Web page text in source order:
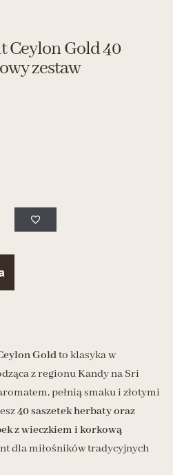
Ceylon Gold 40
zestaw
Goldto klasyka w
z regionu Kandy na Sri
pełnią smaku i złotymi
40 saszetek herbaty oraz
z wieczkiem i korkową
dla miłośników tradycyjnych